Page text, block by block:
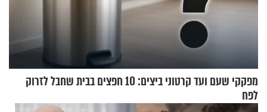
מפקקי שעם ועד קרטוני ביצים: 10 חפצים בבית שחבל לזרוק
לפח